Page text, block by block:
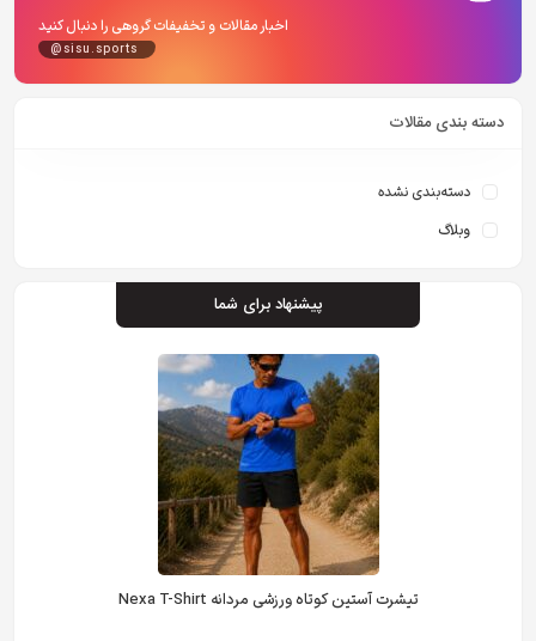
اخبار مقالات و تخفیفات گروهی را دنبال کنید
@sisu.sports
دسته بندی مقالات
دسته‌بندی نشده
وبلاگ
پیشنهاد برای شما
تیشرت آستین کوتاه ورزشی مردانه Nexa T-Shirt